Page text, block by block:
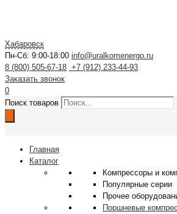
Хабаровск
Пн-Сб: 9:00-18:00 info@uralkomenergo.ru
8 (800) 505-67-18 +7 (912) 233-44-93
Заказать звонок
0
Поиск товаров
Главная
Каталог
Компрессоры и
Популярные серии
Прочее
Поршневые